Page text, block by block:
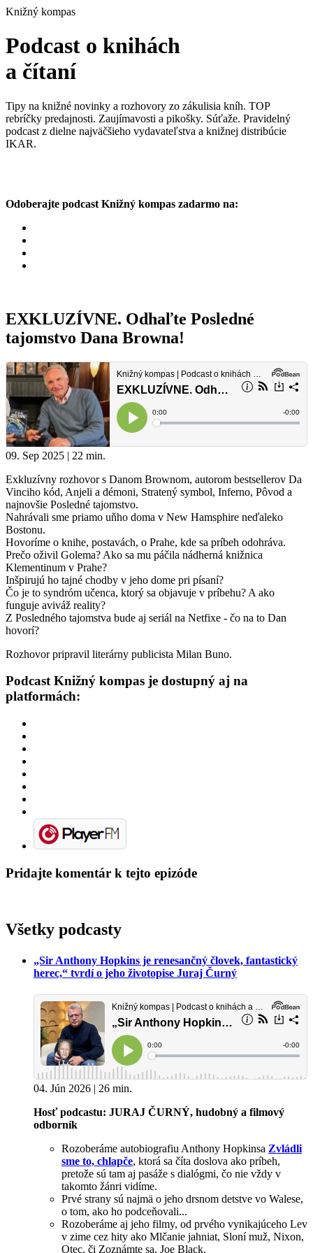
Knižný kompas
Podcast o knihách
a čítaní
Tipy na knižné novinky a rozhovory zo zákulisia kníh. TOP
rebríčky predajnosti. Zaujímavosti a pikošky. Súťaže. Pravidelný
podcast z dielne najväčšieho vydavateľstva a knižnej distribúcie
IKAR.
Odoberajte podcast Knižný kompas zadarmo na:
EXKLUZÍVNE. Odhaľte Posledné
tajomstvo Dana Browna!
09. Sep 2025 | 22 min.
Exkluzívny rozhovor s Danom Brownom, autorom bestsellerov Da
Vinciho kód, Anjeli a démoni, Stratený symbol, Inferno, Pôvod a
najnovšie Posledné tajomstvo.
Nahrávali sme priamo uňho doma v New Hamsphire neďaleko
Bostonu.
Hovoríme o knihe, postavách, o Prahe, kde sa príbeh odohráva.
Prečo oživil Golema? Ako sa mu páčila nádherná knižnica
Klementinum v Prahe?
Inšpirujú ho tajné chodby v jeho dome pri písaní?
Čo je to syndróm učenca, ktorý sa objavuje v príbehu? A ako
funguje aviváž reality?
Z Posledného tajomstva bude aj seriál na Netfixe - čo na to Dan
hovorí?
Rozhovor pripravil literárny publicista Milan Buno.
Podcast Knižný kompas je dostupný aj na
platformách:
Pridajte komentár k tejto epizóde
Všetky podcasty
„Sir Anthony Hopkins je renesančný človek, fantastický
herec,“ tvrdí o jeho životopise Juraj Čurný
04. Jún 2026 | 26 min.
Hosť podcastu: JURAJ ČURNÝ, hudobný a filmový
odborník
Rozoberáme autobiografiu Anthony Hopkinsa Zvládli
sme to, chlapče, ktorá sa číta doslova ako príbeh,
pretože sú tam aj pasáže s dialógmi, čo nie vždy v
takomto žánri vidíme.
Prvé strany sú najmä o jeho drsnom detstve vo Walese,
o tom, ako ho podceňovali...
Rozoberáme aj jeho filmy, od prvého vynikajúceho Lev
v zime cez hity ako Mlčanie jahniat, Sloní muž, Nixon,
Otec, či Zoznámte sa, Joe Black.